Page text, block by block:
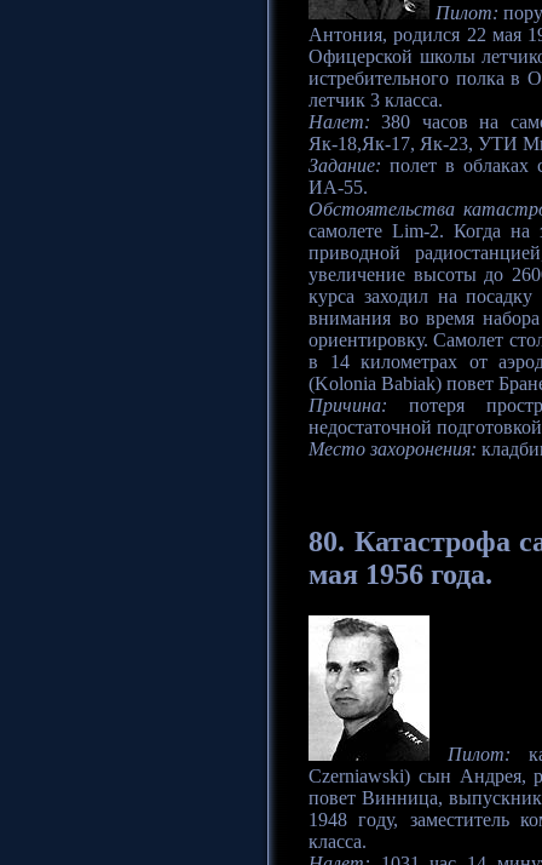
Пилот:
Антония, родился 22 мая
Офицерской школы
истребительного полка в
летчик 3 класса.
Налет: 380 часов на
Як-18,Як-17, Як-23, УТИ
Задание: полет в
ИА-55.
Обстоятельства
самолете Lim-2. Когда на
приводной
увеличение высоты до
курса заходил на
внимания во время
ориентировку. Самолет
в 14 километрах от
(Kolonia Babiak) повет
Причина: потеря
недостаточной
Место захоронения:
80. Катастрофа
мая 1956 года.
Пилот:
Czerniawski) сын Андрея,
повет Винница,
1948 году, заместитель
класса.